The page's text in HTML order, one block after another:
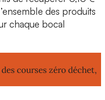
des produits
chaque bocal
courses zéro déchet,